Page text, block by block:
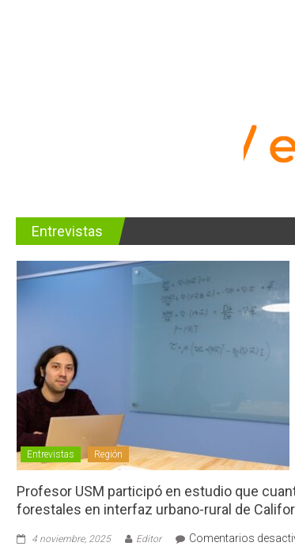
Entrevistas
Entrevistas Región
Profesor USM participó en estudio que
forestales en interfaz urbano-rural de
4 noviembre, 2025 Editor Comentarios